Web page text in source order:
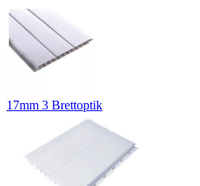
17mm 3 Brettoptik